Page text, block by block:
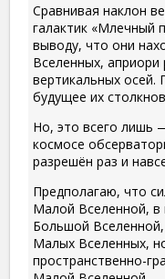
Сравнивая наклон
галактик «Млечный
выводу, что они
Вселенных, априори
вертикальных осей.
будущее их
Но, это всего лишь
космосе
разрешён раз и
Предполагаю, что
Малой Вселенной, в
Большой
Малых Вселенных,
пространственно-